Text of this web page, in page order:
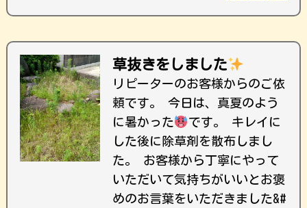
草抜きをしました
リピーターのお客様からのご依
頼です。 今日は、真夏のよう
に暑かった
です。 キレイに
した後に除草剤を散布しまし
た。 お客様から丁寧にやって
いただいて気持ちがいいとお褒
めのお言葉をいただきました&#